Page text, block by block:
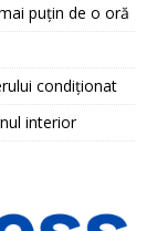
puțin de o oră
condiționat
interior